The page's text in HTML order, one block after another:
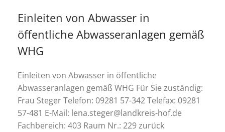
Einleiten von Abwasser in
öffentliche Abwasseranlagen gemäß
WHG
Einleiten von Abwasser in öffentliche
Abwasseranlagen gemäß WHG Für Sie zuständig:
Frau Steger Telefon: 09281 57-342 Telefax: 09281
57-481 E-Mail: lena.steger@landkreis-hof.de
Fachbereich: 403 Raum Nr.: 229 zurück